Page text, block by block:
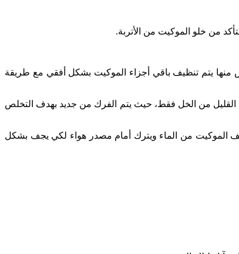
من خلو الموكيت من الأتربة.
منها يتم تنظيف باقي أجزاء الموكيت بشكل أفقي مع طريقة
القليل من الخل فقط، حيث يتم الفرك من جديد بهدف التخلص
الموكيت من الماء ويترك أمام مصدر هواء لكي يجف بشكل